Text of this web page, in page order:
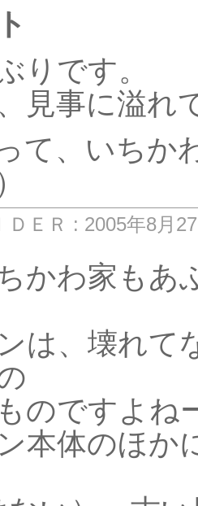
りです。
見事に溢れ
て、いち
ＤＥＲ : 2005年8月
かわ家もあ
は、壊れて
のですよね
本体のほか